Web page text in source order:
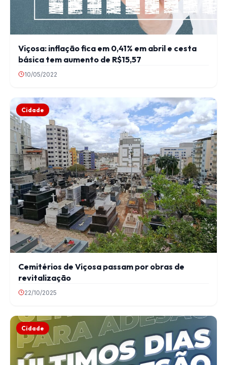
Viçosa: inflação fica em 0,41% em abril e cesta
básica tem aumento de R$15,57
10/05/2022
Cidade
Cemitérios de Viçosa passam por obras de
revitalização
22/10/2025
Cidade